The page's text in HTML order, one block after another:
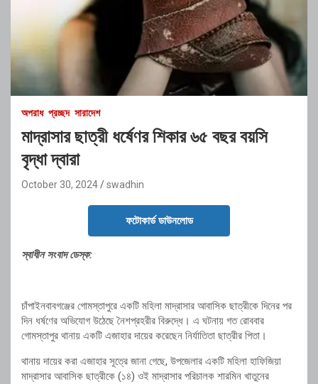
অপরাধ প্রচ্ছদ সারাদেশ
মাদ্রাসার ছাত্রী ধর্ষেণর শিকার ৬৫ বছর বয়সি
বৃদ্ধা দ্বারা
October 30, 2024 swadhin
ফটোকার্ড ডাউনলোড
স্বাধীন সংবাদ ডেস্ক:
চাঁপাইনবাবগঞ্জের গোমস্তাপুরে একটি মহিলা মাদ্রাসার আবাসিক ছাত্রীকে দিনের পর
দিন ধর্ষণের অভিযোগ উঠেছে নৈশপ্রহরীর বিরুদ্ধে। এ ঘটনায় গত রোববার
গোমস্তাপুর থানায় একটি এজাহার দায়ের করেছেন নির্যাতিতা ছাত্রীর পিতা।
থানায় দায়ের করা এজাহার সূত্রে জানা গেছে, উপজেলার একটি মহিলা হাফিজিয়া
মাদ্রাসার আবাসিক ছাত্রীকে (১৪) ওই মাদ্রাসার পরিচালক শারমিন খাতুনের